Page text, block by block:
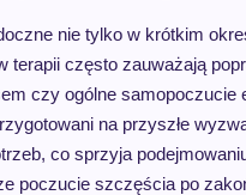
nie tylko w krótkim
terapii często zauważają
czy ogólne
na przyszłe
co sprzyja
poczucie szczęścia po